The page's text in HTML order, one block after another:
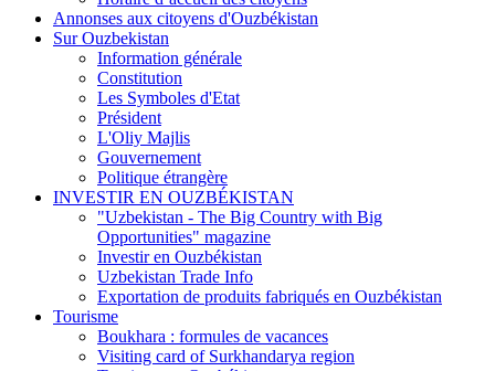
Annonses aux citoyens d'Ouzbékistan
Sur Ouzbekistan
Information générale
Constitution
Les Symboles d'Etat
Président
L'Oliy Majlis
Gouvernement
Politique étrangère
INVESTIR EN OUZBÉKISTAN
"Uzbekistan - The Big Country with Big
Opportunities" magazine
Investir en Ouzbékistan
Uzbekistan Trade Info
Exportation de produits fabriqués en Ouzbékistan
Tourisme
Boukhara : formules de vacances
Visiting card of Surkhandarya region